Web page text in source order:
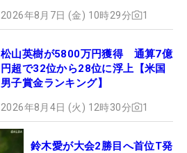
2026年8月7日 (金) 10時29分 1
松山英樹が5800万円獲得 通算7億
円超で32位から28位に浮上【米国
男子賞金ランキング】
2026年8月4日 (火) 12時30分 1
鈴木愛が大会2勝目へ首位T発